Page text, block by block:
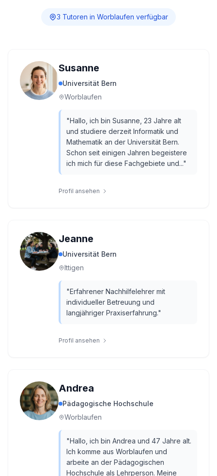
3 Tutoren in Worblaufen verfügbar
Susanne
Universität Bern
Worblaufen
"Hallo, ich bin Susanne, 23 Jahre alt
und studiere derzeit Informatik und
Mathematik an der Universität Bern.
Schon seit einigen Jahren begeistere
ich mich für diese Fachgebiete und..."
Profil ansehen
Jeanne
Universität Bern
Ittigen
"Erfahrener Nachhilfelehrer mit
individueller Betreuung und
langjähriger Praxiserfahrung."
Profil ansehen
Andrea
Pädagogische Hochschule
Worblaufen
"Hallo, ich bin Andrea und 47 Jahre alt.
Ich komme aus Worblaufen und
arbeite an der Pädagogischen
Hochschule als Lehrperson. Meine